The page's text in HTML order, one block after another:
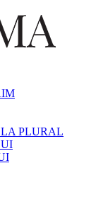
PLURAL